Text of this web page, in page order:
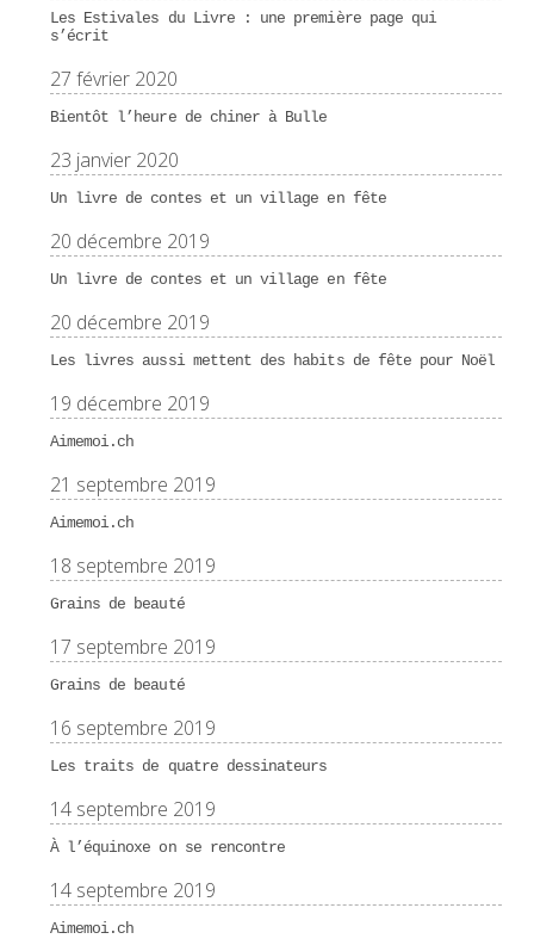
Les Estivales du Livre : une première page qui
s’écrit
27 février 2020
Bientôt l’heure de chiner à Bulle
23 janvier 2020
Un livre de contes et un village en fête
20 décembre 2019
Un livre de contes et un village en fête
20 décembre 2019
Les livres aussi mettent des habits de fête pour Noël
19 décembre 2019
Aimemoi.ch
21 septembre 2019
Aimemoi.ch
18 septembre 2019
Grains de beauté
17 septembre 2019
Grains de beauté
16 septembre 2019
Les traits de quatre dessinateurs
14 septembre 2019
À l’équinoxe on se rencontre
14 septembre 2019
Aimemoi.ch